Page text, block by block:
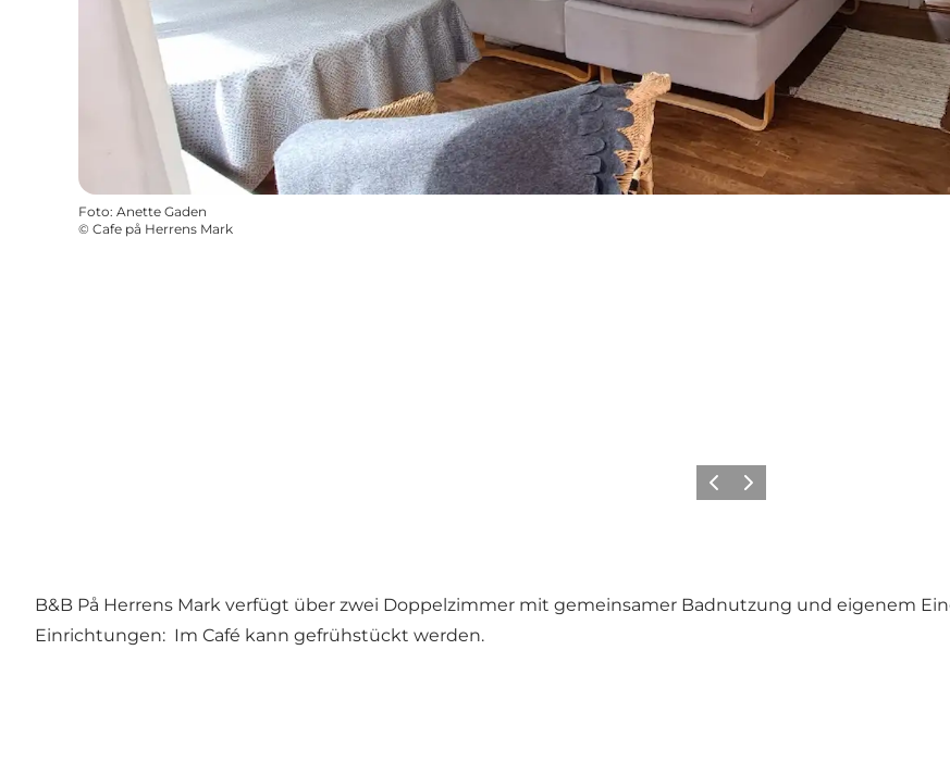
Foto: Anette Gaden
© Cafe på Herrens Mark
Vorherige Folie
Nächste Folie
B&B På Herrens Mark verfügt über zwei Doppelzimmer mit gemeinsamer Badnutzung und eigenem
Einrichtungen: Im Café kann gefrühstückt werden.